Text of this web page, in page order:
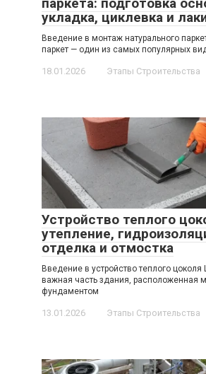
укладка, циклевка и
Введение в монтаж натурального
паркет — один из самых популярных
18.01.2026 Этапы Строительства
Устройство теплого
утепление,
отделка и отмостка
Введение в устройство теплого цоколя
важная часть здания, расположенная
фундаментом
13.01.2026 Этапы Строительства